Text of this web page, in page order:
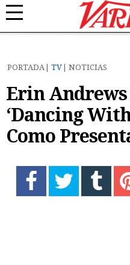
PORTADA TV NOTICIAS
Erin Andrews
‘Dancing
Como